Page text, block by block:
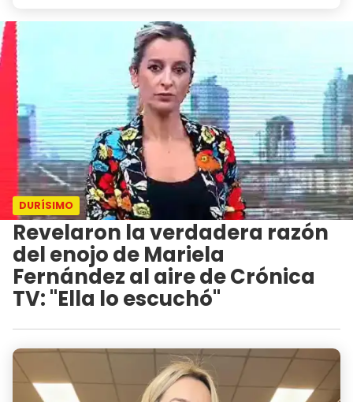
DURÍSIMO
Revelaron la verdadera razón
del enojo de Mariela
Fernández al aire de Crónica
TV: "Ella lo escuchó"